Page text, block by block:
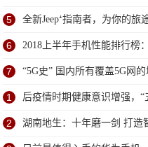
5 全新Jeep⁺指南者，为你的旅
6 2018上半年手机性能排行榜
之无愧
7 “5G史” 国内所有覆盖5G网
没
1 后疫情时期健康意识增强，
2 湖南地生：十年磨一剑 打造